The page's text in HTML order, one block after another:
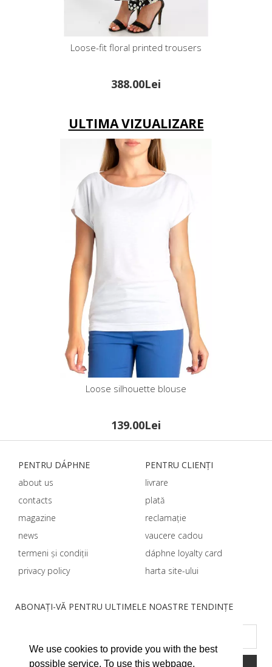
We use cookies to provide you with the best
possible service. To use this webpage,
Loose-fit floral printed trousers
388.00Lei
ULTIMA VIZUALIZARE
Loose silhouette blouse
139.00Lei
ABONAȚI-VĂ PENTRU ULTIMELE NOASTRE TENDINȚE
PENTRU DÁPHNЕ
about us
contacts
magazine
news
termeni și condiții
privacy policy
PENTRU CLIENȚI
livrare
plată
reclamație
vaucere cadou
dáphnе loyalty card
harta site-ului